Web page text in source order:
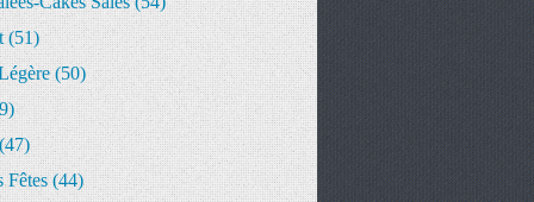
(51)
(50)
Fêtes(44)